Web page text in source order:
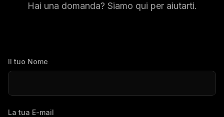
Hai una domanda? Siamo qui per aiutarti.
Il tuo Nome
La tua E-mail